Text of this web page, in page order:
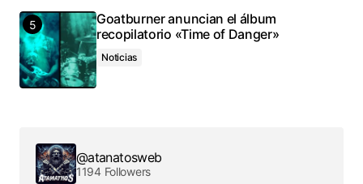
Goatburner anuncian el álbum
recopilatorio «Time of Danger»
Noticias
@atanatosweb
1194 Followers